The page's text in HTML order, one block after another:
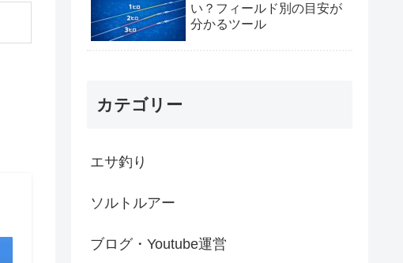
い？フィールド別の目安が
分かるツール
カテゴリー
エサ釣り
ソルトルアー
ブログ・Youtube運営